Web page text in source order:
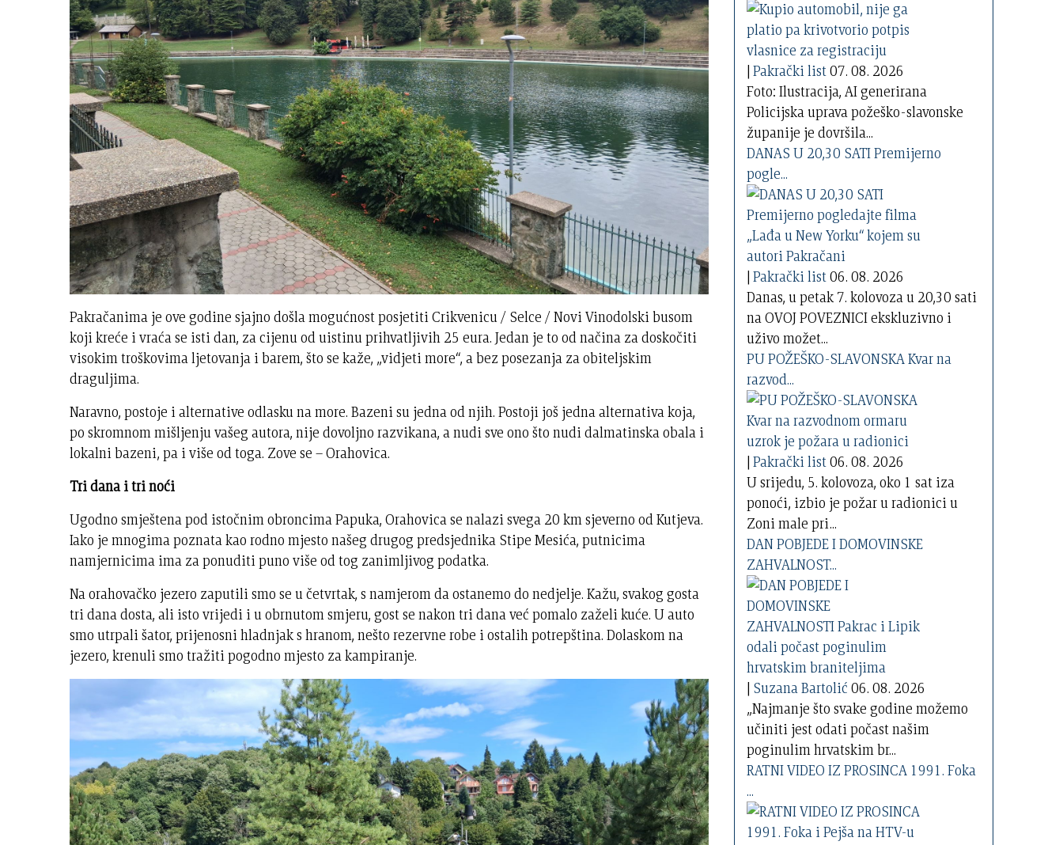
Pakračanima je ove godine sjajno došla mogućnost posjetiti Crikvenicu / Selce / Novi Vinodolski busom
koji kreće i vraća se isti dan, za cijenu od uistinu prihvatljivih 25 eura. Jedan je to od načina za doskočiti
visokim troškovima ljetovanja i barem, što se kaže, „vidjeti more“, a bez posezanja za obiteljskim
draguljima.
Naravno, postoje i alternative odlasku na more. Bazeni su jedna od njih. Postoji još jedna alternativa koja,
po skromnom mišljenju vašeg autora, nije dovoljno razvikana, a nudi sve ono što nudi dalmatinska obala i
lokalni bazeni, pa i više od toga. Zove se – Orahovica.
Tri dana i tri noći
Ugodno smještena pod istočnim obroncima Papuka, Orahovica se nalazi svega 20 km sjeverno od Kutjeva.
Iako je mnogima poznata kao rodno mjesto našeg drugog predsjednika Stipe Mesića, putnicima
namjernicima ima za ponuditi puno više od tog zanimljivog podatka.
Na orahovačko jezero zaputili smo se u četvrtak, s namjerom da ostanemo do nedjelje. Kažu, svakog gosta
tri dana dosta, ali isto vrijedi i u obrnutom smjeru, gost se nakon tri dana već pomalo zaželi kuće. U auto
smo utrpali šator, prijenosni hladnjak s hranom, nešto rezervne robe i ostalih potrepština. Dolaskom na
jezero, krenuli smo tražiti pogodno mjesto za kampiranje.
|Pakrački list07. 08. 2026
Foto: Ilustracija, AI generirana
Policijska uprava požeško-slavonske
županije je dovršila...
DANAS U 20,30 SATI Premijerno
pogle...
|Pakrački list06. 08. 2026
Danas, u petak 7. kolovoza u 20,30 sati
na OVOJ POVEZNICI ekskluzivno i
uživo možet...
PU POŽEŠKO-SLAVONSKA Kvar na
razvod...
|Pakrački list06. 08. 2026
U srijedu, 5. kolovoza, oko 1 sat iza
ponoći, izbio je požar u radionici u
Zoni male pri...
DAN POBJEDE I DOMOVINSKE
ZAHVALNOST...
| Suzana Bartolić 06. 08. 2026
„Najmanje što svake godine možemo
učiniti jest odati počast našim
poginulim hrvatskim br...
RATNI VIDEO IZ PROSINCA 1991. Foka
...